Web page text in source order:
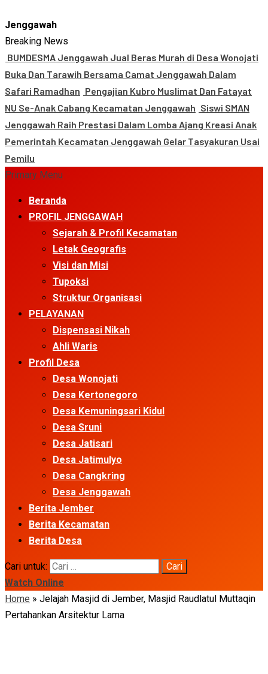
Jenggawah
Breaking News
BUMDESMA Jenggawah Jual Beras Murah di Desa Wonojati
Buka Dan Tarawih Bersama Camat Jenggawah Dalam
Safari Ramadhan Pengajian Kubro Muslimat Dan Fatayat
NU Se-Anak Cabang Kecamatan Jenggawah Siswi SMAN
Jenggawah Raih Prestasi Dalam Lomba Ajang Kreasi Anak
Pemerintah Kecamatan Jenggawah Gelar Tasyakuran Usai
Pemilu
Primary Menu
Beranda
PROFIL JENGGAWAH
Sejarah & Profil Kecamatan
Letak Geografis
Visi dan Misi
Tupoksi
Struktur Organisasi
PELAYANAN
Dispensasi Nikah
Ahli Waris
Profil Desa
Desa Wonojati
Desa Kertonegoro
Desa Kemuningsari Kidul
Desa Sruni
Desa Jatisari
Desa Jatimulyo
Desa Cangkring
Desa Jenggawah
Berita Jember
Berita Kecamatan
Berita Desa
Cari untuk:
Watch Online
Home » Jelajah Masjid di Jember, Masjid Raudlatul Muttaqin
Pertahankan Arsitektur Lama